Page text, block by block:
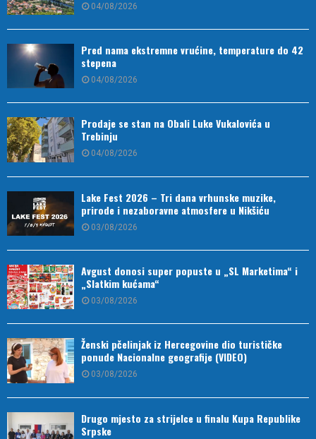
04/08/2026
Pred nama ekstremne vrućine, temperature do 42
stepena
04/08/2026
Prodaje se stan na Obali Luke Vukalovića u
Trebinju
04/08/2026
Lake Fest 2026 – Tri dana vrhunske muzike,
prirode i nezaboravne atmosfere u Nikšiću
03/08/2026
Avgust donosi super popuste u „SL Marketima“ i
„Slatkim kućama“
03/08/2026
Ženski pčelinjak iz Hercegovine dio turističke
ponude Nacionalne geografije (VIDEO)
03/08/2026
Drugo mjesto za strijelce u finalu Kupa Republike
Srpske